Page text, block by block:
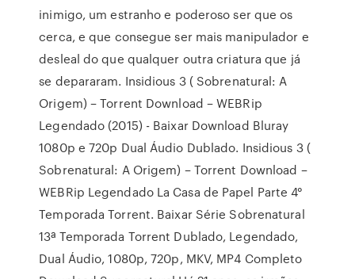
inimigo, um estranho e poderoso ser que os
cerca, e que consegue ser mais manipulador e
desleal do que qualquer outra criatura que já
se depararam. Insidious 3 ( Sobrenatural: A
Origem) – Torrent Download – WEBRip
Legendado (2015) - Baixar Download Bluray
1080p e 720p Dual Áudio Dublado. Insidious 3 (
Sobrenatural: A Origem) – Torrent Download –
WEBRip Legendado La Casa de Papel Parte 4°
Temporada Torrent. Baixar Série Sobrenatural
13ª Temporada Torrent Dublado, Legendado,
Dual Áudio, 1080p, 720p, MKV, MP4 Completo